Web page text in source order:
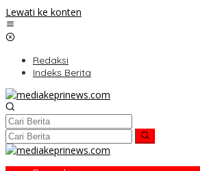
Lewati ke konten
Redaksi
Indeks Berita